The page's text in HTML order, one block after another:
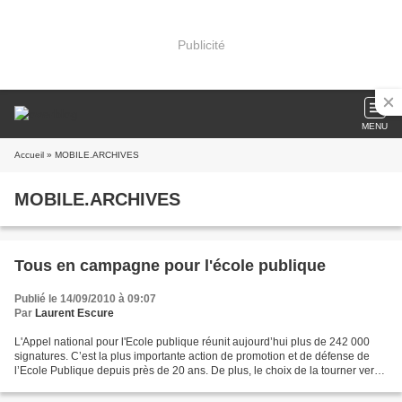
Publicité
MENU
Accueil » MOBILE.ARCHIVES
MOBILE.ARCHIVES
Tous en campagne pour l'école publique
Publié le 14/09/2010 à 09:07
Par Laurent Escure
L'Appel national pour l'Ecole publique réunit aujourd’hui plus de 242 000
signatures. C’est la plus importante action de promotion et de défense de
l’Ecole Publique depuis près de 20 ans. De plus, le choix de la tourner vers